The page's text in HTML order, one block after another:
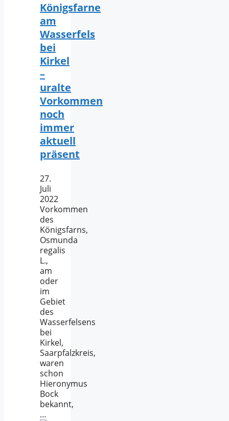
Königsfarne
am
Wasserfels
bei
Kirkel
–
uralte
Vorkommen
noch
immer
aktuell
präsent
27.
Juli
2022
Vorkommen
des
Königsfarns,
Osmunda
regalis
L.,
am
oder
im
Gebiet
des
Wasserfelsens
bei
Kirkel,
Saarpfalzkreis,
waren
schon
Hieronymus
Bock
bekannt,
…